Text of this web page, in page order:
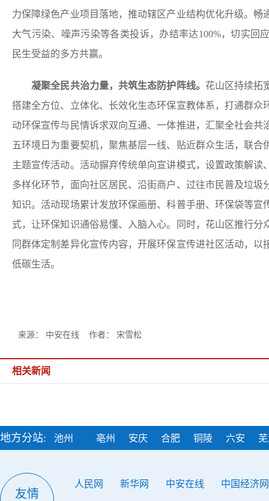
力保障绿色产业项目落地，推动辖区产业结构优化升级。
大气污染、噪声污染等各类投诉，办结率达100%，切实回
民生受益的多方共赢。
凝聚全民共治力量， 共筑生态防护阵线。 花山区持续拓
搭建全方位、立体化、长效化生态环保宣教体系，打通群
动环保宣传与民情诉求双向互通、一体推进，汇聚全社会
五环境日为重要契机，聚焦基层一线、贴近群众生活，联
主题宣传活动。活动摒弃传统单向宣讲模式，设置政策解
多样化环节，面向社区居民、沿街商户、过往市民普及垃
知识。活动现场累计发放环保画册、科普手册、环保袋等宣
式，让环保知识通俗易懂、入脑入心。同时，花山区推行
同群体定制差异化宣传内容，开展环保宣传进社区活动，
低碳生活。
来源： 中安在线 作者： 宋雪松
相关新闻
地方分站: 池州 亳州 安庆 合肥 铜陵 六安
友情
人民网 新华网 中安在线 中国经济网